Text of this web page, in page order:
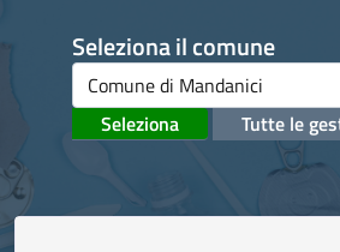
Seleziona il comune
Seleziona Tutte le